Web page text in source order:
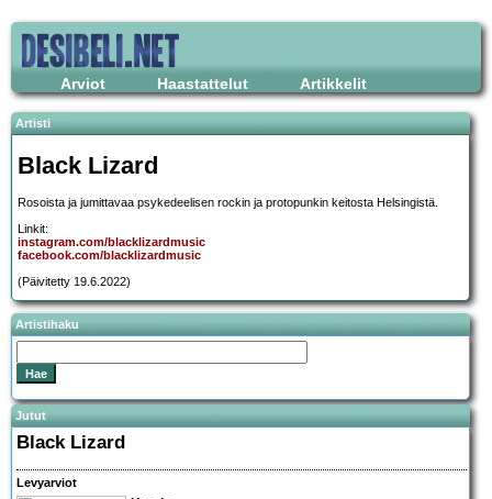
Arviot Haastattelut Artikkelit
Artisti
Black Lizard
Rosoista ja jumittavaa psykedeelisen rockin ja protopunkin keitosta Helsingistä.
Linkit:
instagram.com/blacklizardmusic
facebook.com/blacklizardmusic
(Päivitetty 19.6.2022)
Artistihaku
Jutut
Black Lizard
Levyarviot